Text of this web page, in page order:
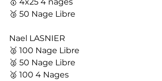
🥉 50 Nage Libre
Nael LASNIER
🥈 100 Nage Libre
🥈 50 Nage Libre
🥈 100 4 Nages